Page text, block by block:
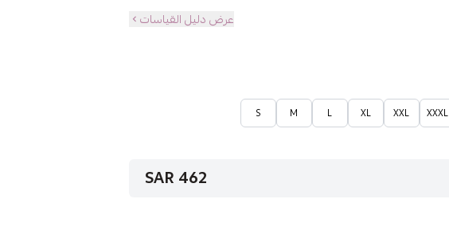
عرض دليل القياسات
XXXL
XXL
XL
L
M
S
462 SAR